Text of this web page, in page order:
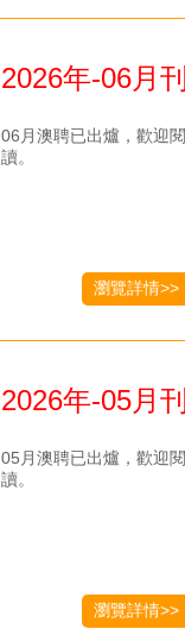
2026年-06月刊
06月澳聘已出爐，歡迎閱
讀。
瀏覽詳情>>
2026年-05月刊
05月澳聘已出爐，歡迎閱
讀。
瀏覽詳情>>